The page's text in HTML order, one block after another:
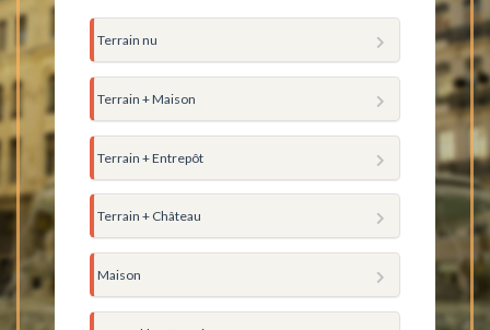
Terrain nu
Terrain + Maison
Terrain + Entrepôt
Terrain + Château
Maison